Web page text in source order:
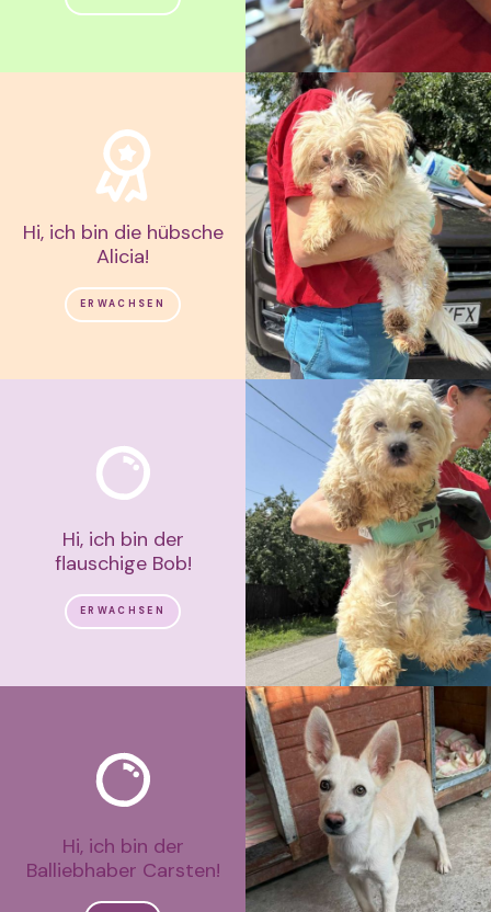
Hi, ich bin die hübsche
Alicia!
ERWACHSEN
Hi, ich bin der
flauschige Bob!
ERWACHSEN
Hi, ich bin der
Balliebhaber Carsten!